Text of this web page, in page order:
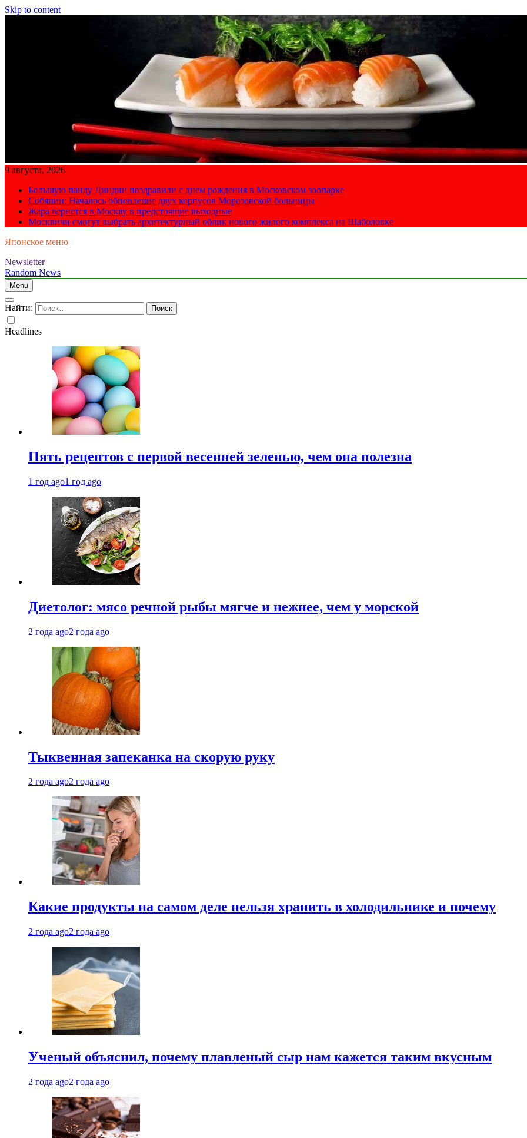
Skip to content
9 августа, 2026
Большую панду Диндин поздравили с днем рождения в Московском зоопарке
Собянин: Началось обновление двух корпусов Морозовской больницы
Жара вернется в Москву в предстоящие выходные
Москвичи смогут выбрать архитектурный облик нового жилого комплекса на Шаболовке
Японское меню
Newsletter
Random News
Menu
Найти:
Headlines
Пять рецептов с первой весенней зеленью, чем она полезна
1 год ago1 год ago
Диетолог: мясо речной рыбы мягче и нежнее, чем у морской
2 года ago2 года ago
Тыквенная запеканка на скорую руку
2 года ago2 года ago
Какие продукты на самом деле нельзя хранить в холодильнике и почему
2 года ago2 года ago
Ученый объяснил, почему плавленый сыр нам кажется таким вкусным
2 года ago2 года ago